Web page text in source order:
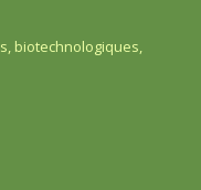
biotechnologiques,